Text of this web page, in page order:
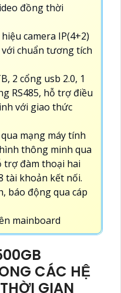
đồng thời
camera IP(4+2)
chuẩn tương tích
2 cổng usb 2.0, 1
RS485, hỗ trợ điều
với giao thức
mạng máy tính
thông minh qua
trợ đàm thoại hai
tài khoản kết nối.
báo động qua cáp
mainboard
CÁC HỆ
GIAN